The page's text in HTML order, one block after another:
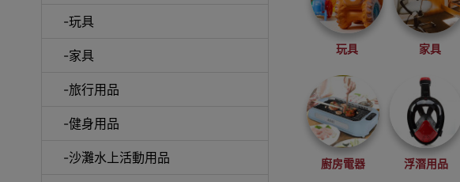
-玩具
-家具
-旅行用品
-健身用品
-沙灘水上活動用品
玩具 家具
廚房電器 浮潛用品